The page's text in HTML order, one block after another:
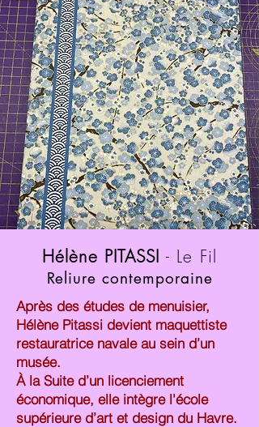
Hélène PITASSI - Le Fil
Reliure contemporaine
Après des études de menuisier,
Hélène Pitassi devient maquettiste
restauratrice navale au sein d’un
musée.
À la Suite d’un licenciement
économique, elle intègre l'école
supérieure d’art et design du Havre.